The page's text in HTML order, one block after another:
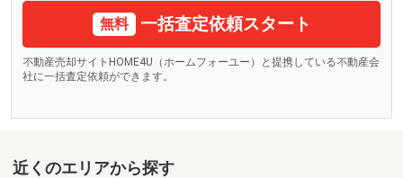
無料 一括査定依頼スタート
不動産売却サイトHOME4U（ホームフォーユー）と提携している不動産会
社に一括査定依頼ができます。
近くのエリアから探す